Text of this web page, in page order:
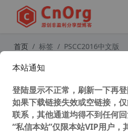
首页 标签 PSCC2016中文版
Adobe
支持win7系
本站通知
登陆显示不正常，刷新一下再
如果下载链接失效或空链接，
联系，其他通道均得不到任何
“私信本站”仅限本站VIP用户，